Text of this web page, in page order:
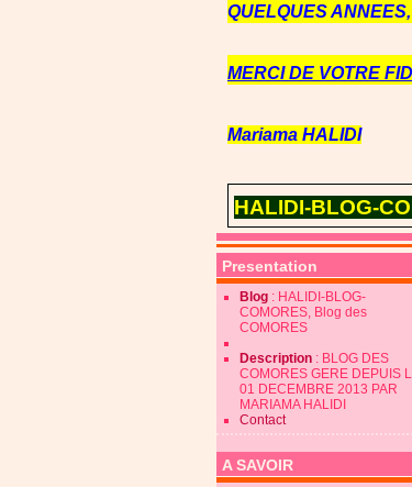
QUELQUES
MERCI DE VOTRE
Mariama HALIDI
HALIDI-BLOG-
Presentation
Blog : HALIDI-BLOG-
COMORES, Blog des
COMORES
Description : BLOG DES
COMORES GERE DEPUIS
01 DECEMBRE 2013 PAR
MARIAMA HALIDI
Contact
A SAVOIR